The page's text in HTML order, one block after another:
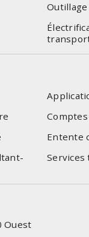
Outillage
Entente
Services
Ouest